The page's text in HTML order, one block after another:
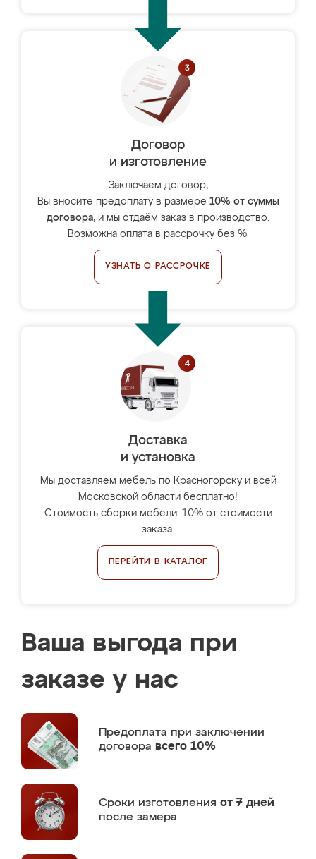
Договор
и изготовление
Заключаем договор,
Вы вносите предоплату в размере 10% от суммы
договора, и мы отдаём заказ в производство.
Возможна оплата в рассрочку без %.
УЗНАТЬ О РАССРОЧКЕ
Доставка
и установка
Мы доставляем мебель по Красногорску и всей
Московской области бесплатно!
Стоимость сборки мебели: 10% от стоимости
заказа.
ПЕРЕЙТИ В КАТАЛОГ
Ваша выгода при
заказе у нас
Предоплата при заключении
договора всего 10%
Сроки изготовления от 7 дней
после замера